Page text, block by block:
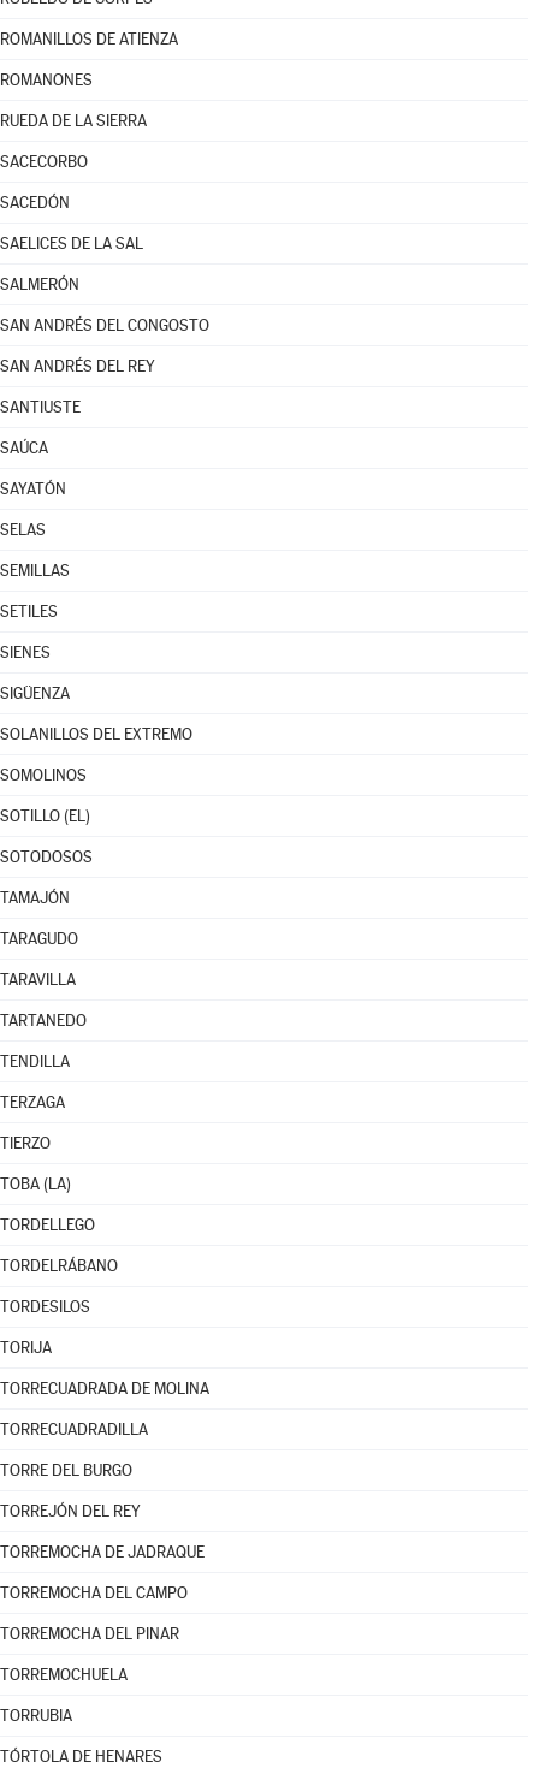
ROMANILLOS DE ATIENZA
ROMANONES
RUEDA DE LA SIERRA
SACECORBO
SACEDÓN
SAELICES DE LA SAL
SALMERÓN
SAN ANDRÉS DEL CONGOSTO
SAN ANDRÉS DEL REY
SANTIUSTE
SAÚCA
SAYATÓN
SELAS
SEMILLAS
SETILES
SIENES
SIGÜENZA
SOLANILLOS DEL EXTREMO
SOMOLINOS
SOTILLO (EL)
SOTODOSOS
TAMAJÓN
TARAGUDO
TARAVILLA
TARTANEDO
TENDILLA
TERZAGA
TIERZO
TOBA (LA)
TORDELLEGO
TORDELRÁBANO
TORDESILOS
TORIJA
TORRECUADRADA DE MOLINA
TORRECUADRADILLA
TORRE DEL BURGO
TORREJÓN DEL REY
TORREMOCHA DE JADRAQUE
TORREMOCHA DEL CAMPO
TORREMOCHA DEL PINAR
TORREMOCHUELA
TORRUBIA
TÓRTOLA DE HENARES